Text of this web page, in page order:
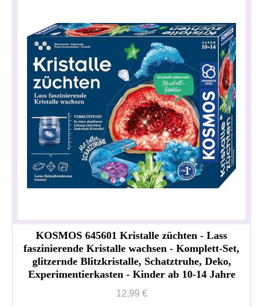
KOSMOS 645601 Kristalle züchten - Lass
faszinierende Kristalle wachsen - Komplett-Set,
glitzernde Blitzkristalle, Schatztruhe, Deko,
Experimentierkasten - Kinder ab 10-14 Jahre
12,99 €